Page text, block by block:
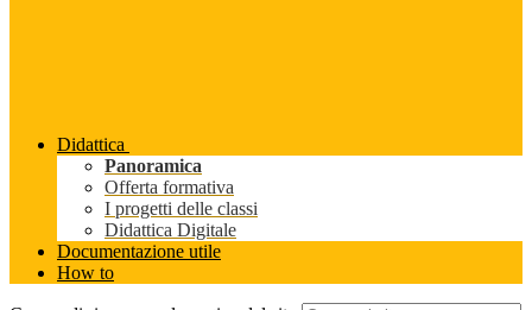
Didattica
Panoramica
Offerta formativa
I progetti delle classi
Didattica Digitale
Documentazione utile
How to